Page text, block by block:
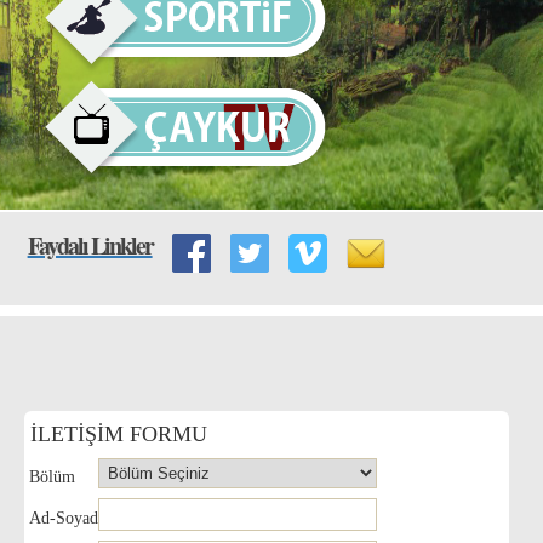
Faydalı Linkler
İLETİŞİM FORMU
Bölüm
Ad-Soyad